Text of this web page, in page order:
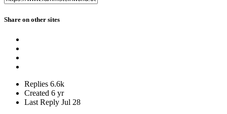
Share on other sites
Replies 6.6k
Created 6 yr
Last Reply Jul 28